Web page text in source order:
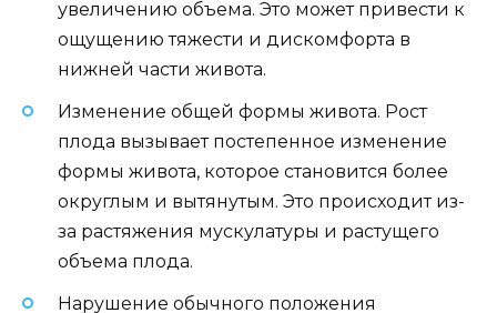
увеличению объема. Это может привести к
ощущению тяжести и дискомфорта в
нижней части живота.
Изменение общей формы живота. Рост
плода вызывает постепенное изменение
формы живота, которое становится более
округлым и вытянутым. Это происходит из-
за растяжения мускулатуры и растущего
объема плода.
Нарушение обычного положения